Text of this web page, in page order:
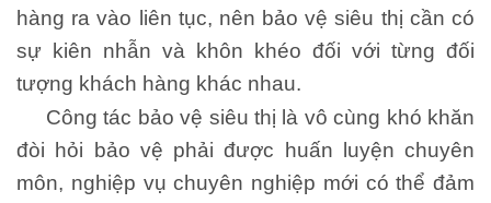
hàng ra vào liên tục, nên bảo vệ siêu thị cần có
sự kiên nhẫn và khôn khéo đối với từng đối
tượng khách hàng khác nhau.
Công tác bảo vệ siêu thị là vô cùng khó khăn
đòi hỏi bảo vệ phải được huấn luyện chuyên
môn, nghiệp vụ chuyên nghiệp mới có thể đảm